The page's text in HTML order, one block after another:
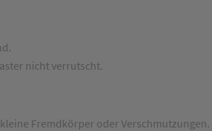
nicht verrutscht.
Fremdkörper oder Verschmutzungen.